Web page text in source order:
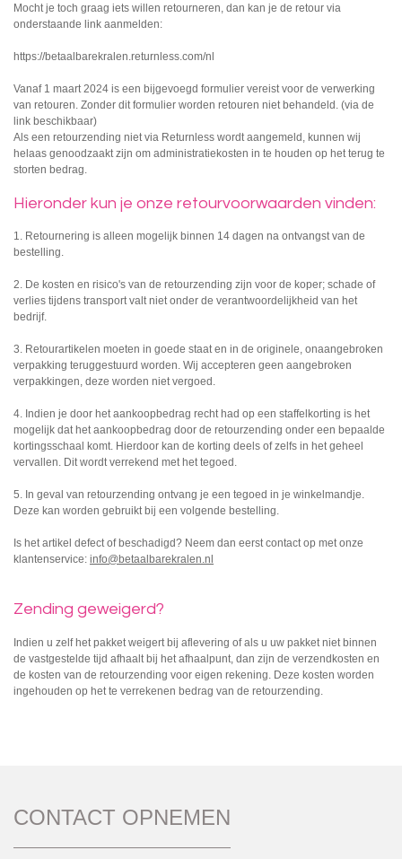
Mocht je toch graag iets willen retourneren, dan kan je de retour via
onderstaande link aanmelden:
https://betaalbarekralen.returnless.com/nl
Vanaf 1 maart 2024 is een bijgevoegd formulier vereist voor de verwerking
van retouren. Zonder dit formulier worden retouren niet behandeld. (via de
link beschikbaar)
Als een retourzending niet via Returnless wordt aangemeld, kunnen wij
helaas genoodzaakt zijn om administratiekosten in te houden op het terug te
storten bedrag.
Hieronder kun je onze retourvoorwaarden vinden:
1. Retournering is alleen mogelijk binnen 14 dagen na ontvangst van de
bestelling.
2. De kosten en risico's van de retourzending zijn voor de koper; schade of
verlies tijdens transport valt niet onder de verantwoordelijkheid van het
bedrijf.
3. Retourartikelen moeten in goede staat en in de originele, onaangebroken
verpakking teruggestuurd worden. Wij accepteren geen aangebroken
verpakkingen, deze worden niet vergoed.
4. Indien je door het aankoopbedrag recht had op een staffelkorting is het
mogelijk dat het aankoopbedrag door de retourzending onder een bepaalde
kortingsschaal komt. Hierdoor kan de korting deels of zelfs in het geheel
vervallen. Dit wordt verrekend met het tegoed.
5. In geval van retourzending ontvang je een tegoed in je winkelmandje.
Deze kan worden gebruikt bij een volgende bestelling.
Is het artikel defect of beschadigd? Neem dan eerst contact op met onze
klantenservice: info@betaalbarekralen.nl
Zending geweigerd?
Indien u zelf het pakket weigert bij aflevering of als u uw pakket niet binnen
de vastgestelde tijd afhaalt bij het afhaalpunt, dan zijn de verzendkosten en
de kosten van de retourzending voor eigen rekening. Deze kosten worden
ingehouden op het te verrekenen bedrag van de retourzending.
CONTACT OPNEMEN